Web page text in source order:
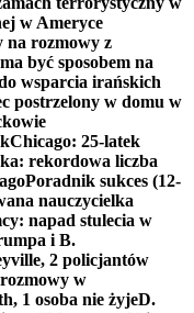
w Ameryce
na rozmowy z
być sposobem na
wsparcia irańskich
postrzelony w domu w
Chicago: 25-latek
rekordowa liczba
Poradnik sukces (12-
nauczycielka
napad stulecia w
i B.
2 policjantów
w
1 osoba nie żyjeD.